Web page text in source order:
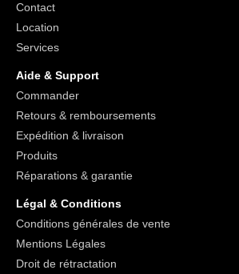
Contact
Location
Services
Aide & Support
Commander
Retours & remboursements
Expédition & livraison
Produits
Réparations & garantie
Légal & Conditions
Conditions générales de vente
Mentions Légales
Droit de rétractation